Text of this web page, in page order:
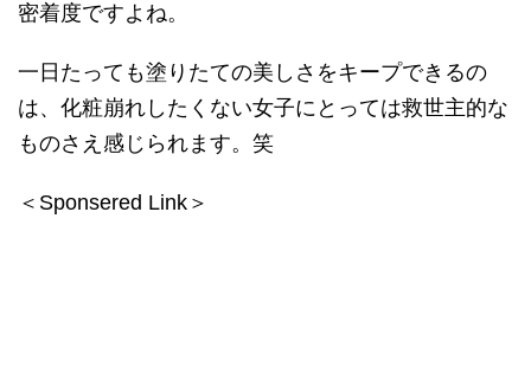
密着度ですよね。
一日たっても塗りたての美しさをキープできるの
は、化粧崩れしたくない女子にとっては救世主的な
ものさえ感じられます。笑
＜Sponsered Link＞